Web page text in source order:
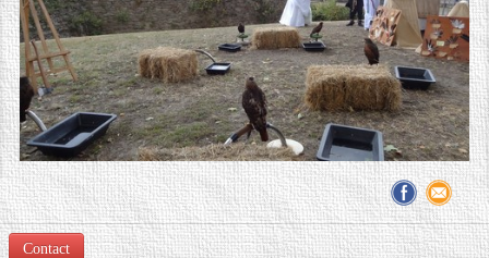
Contact